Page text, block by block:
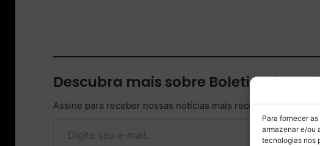
Para fornecer
armazenar e/ou
tecnologias nos
Descubra mais sobre Boletim do
Assine para receber nossas notícias mais recentes por e-mail.